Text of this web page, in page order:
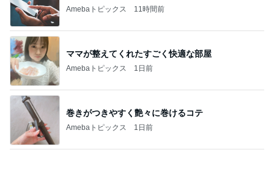
Amebaトピックス 11時間前
ママが整えてくれたすごく快適な部屋
Amebaトピックス 1日前
巻きがつきやすく艶々に巻けるコテ
Amebaトピックス 1日前